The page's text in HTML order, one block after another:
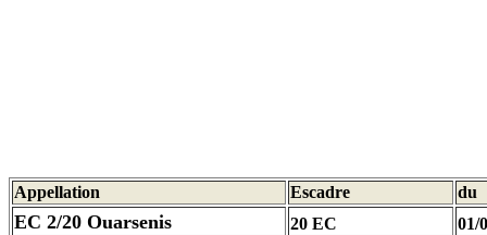
Appellation Escadre du
EC 2/20 Ouarsenis 20 EC 01/